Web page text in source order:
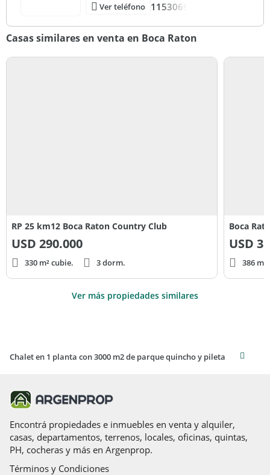
Ver teléfono 1153069
Casas similares en venta en Boca Raton
RP 25 km12 Boca Raton Country Club
USD 290.000
330 m² cubie. 3 dorm.
Boca
USD
386
Ver más propiedades similares
Chalet en 1 planta con 3000 m2 de parque quincho y pileta
Encontrá propiedades e inmuebles en venta y alquiler,
casas, departamentos, terrenos, locales, oficinas, quintas,
PH, cocheras y más en Argenprop.
Términos y Condiciones